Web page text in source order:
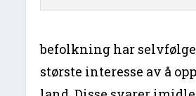
befolkning har
største interesse av å